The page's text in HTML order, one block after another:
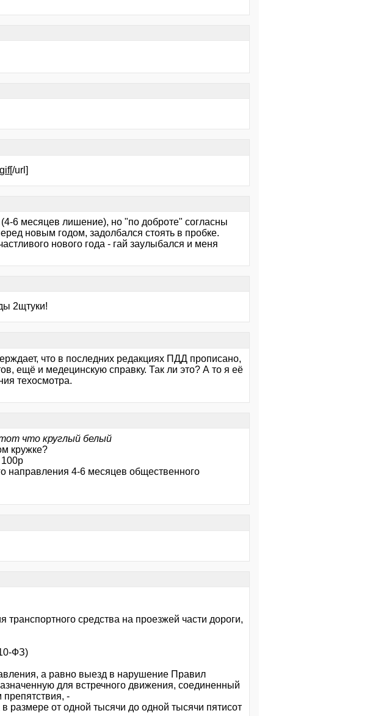
[/url]
6 месяцев лишение), но "по доброте" согласны
новым годом, задолбался стоять в пробке.
нового года - гай заулыбался и меня
2щтуки!
что в последних редакциях ПДД прописано,
ещё и медецинскую справку. Так ли это? А то я её
техосмотра.
что круглый белый
кружке?
направления 4-6 месяцев общественного
средства на проезжей части дороги,
ФЗ)
а равно выезд в нарушение Правил
для встречного движения, соединенный
-
размере от одной тысячи до одной тысячи пятисот